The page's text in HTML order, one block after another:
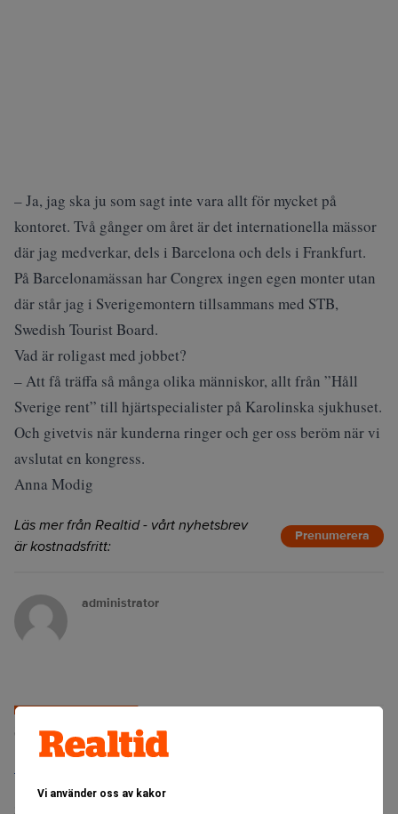
Vi använder oss av kakor
– Ja, jag ska ju som sagt inte vara allt för mycket på
kontoret. Två gånger om året är det internationella mässor
där jag medverkar, dels i Barcelona och dels i Frankfurt.
På Barcelonamässan har Congrex ingen egen monter utan
där står jag i Sverigemontern tillsammans med STB,
Swedish Tourist Board.
Vad är roligast med jobbet?
– Att få träffa så många olika människor, allt från ”Håll
Sverige rent” till hjärtspecialister på Karolinska sjukhuset.
Och givetvis när kunderna ringer och ger oss beröm när vi
avslutat en kongress.
Anna Modig
Läs mer från Realtid - vårt nyhetsbrev
är kostnadsfritt:
Prenumerera
administrator
Senaste lediga jobben
Placering:Bromma, Stockholm
Sista ansökningsdag: